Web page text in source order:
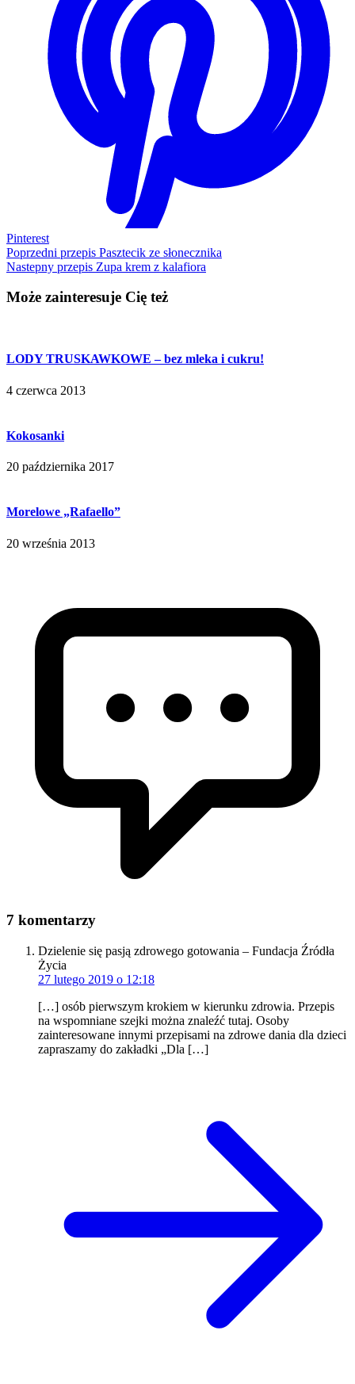
Pinterest
Poprzedni przepis Pasztecik ze słonecznika
Nastepny przepis Zupa krem z kalafiora
Może zainteresuje Cię też
LODY TRUSKAWKOWE – bez mleka i cukru!
4 czerwca 2013
Kokosanki
20 października 2017
Morelowe „Rafaello”
20 września 2013
7 komentarzy
Dzielenie się pasją zdrowego gotowania – Fundacja Źródła
Życia
27 lutego 2019 o 12:18
[…] osób pierwszym krokiem w kierunku zdrowia. Przepis
na wspomniane szejki można znaleźć tutaj. Osoby
zainteresowane innymi przepisami na zdrowe dania dla dzieci
zapraszamy do zakładki „Dla […]